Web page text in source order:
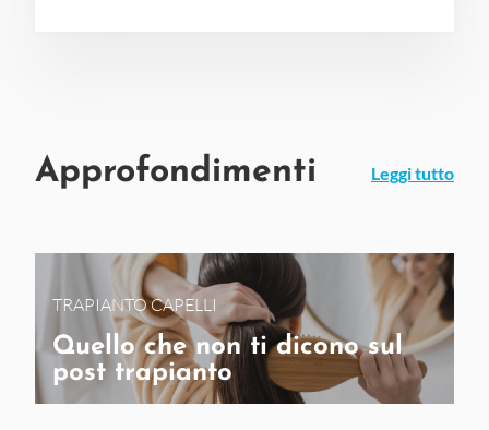
Approfondimenti Leggi tutto
TRAPIANTO CAPELLI
Quello che non ti dicono sul
post trapianto